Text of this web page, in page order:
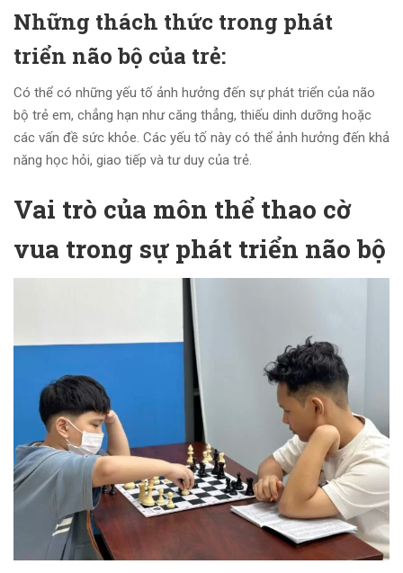
Những thách thức trong phát
triển não bộ của trẻ:
Có thể có những yếu tố ảnh hưởng đến sự phát triển của não
bộ trẻ em, chẳng hạn như căng thẳng, thiếu dinh dưỡng hoặc
các vấn đề sức khỏe. Các yếu tố này có thể ảnh hưởng đến khả
năng học hỏi, giao tiếp và tư duy của trẻ.
Vai trò của môn thể thao cờ
vua trong sự phát triển não bộ